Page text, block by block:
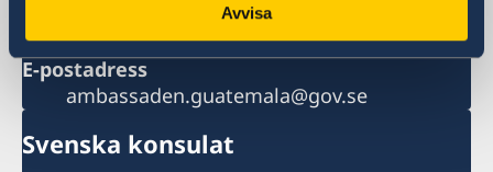
Avvisa
Konsulära ärenden
+502 2384 7304
E-postadress
ambassaden.guatemala@gov.se
Svenska konsulat